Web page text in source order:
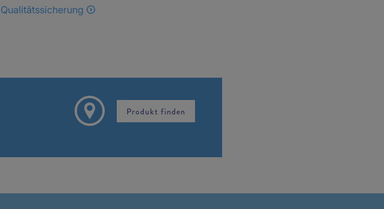
Qualitätssicherung
Produkt finden